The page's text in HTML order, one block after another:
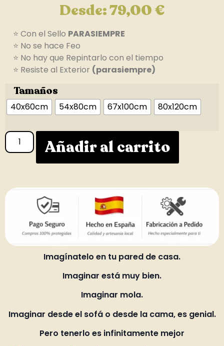
Desde:79,00€
⭐ Con el Sello PARASIEMPRE
⭐ No se hace Feo
⭐ No hay que Repintarlo con el tiempo
⭐ Resiste al Exterior (parasiempre)
Tamaños
40x60cm 54x80cm 67x100cm 80x120cm
Añadir al carrito
Imagínatelo en tu pared de casa.
Imaginar está muy bien.
Imaginar mola.
Imaginar desde el sofá o desde la cama, es genial.
Pero tenerlo es infinitamente mejor